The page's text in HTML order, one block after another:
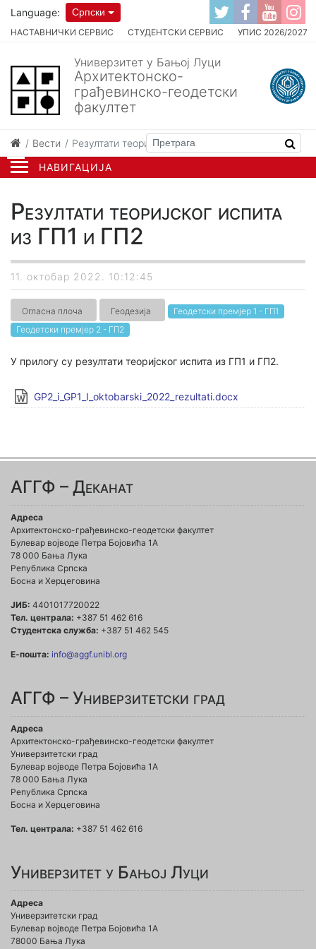
НАВИГАЦИЈА
НАСТАВНИЧКИ СЕРВИС СТУДЕНТСКИ СЕРВИС УПИС 2026/2027
Language: Српски
Универзитет у Бањој Луци
Архитектонско-
грађевинско-геодетски
факултет
Вести Резултати теоријског испита из ГП1 и ГП2
Резултати теоријског испита
из ГП1 и ГП2
11. октобар 2022. 10:12:45
Огласна плоча Геодезија
Геодетски премјер 1 - ГП1
Геодетски премјер 2 - ГП2
У прилогу су резултати теоријског испита из ГП1 и ГП2.
GP2_i_GP1_I_oktobarski_2022_rezultati.docx
АГГФ – Деканат
Адреса
Архитектонско-грађевинско-геодетски факултет
Булевар војводе Петра Бојовића 1A
78 000 Бања Лука
Република Српска
Босна и Херцеговина
ЈИБ: 4401017720022
Тел. централа: +387 51 462 616
Студентска служба: +387 51 462 545
Е-пошта: info@aggf.unibl.org
АГГФ – Универзитетски град
Адреса
Архитектонско-грађевинско-геодетски факултет
Универзитетски град
Булевар војводе Петра Бојовића 1A
78 000 Бања Лука
Република Српска
Босна и Херцеговина
Тел. централа: +387 51 462 616
Универзитет у Бањој Луци
Адреса
Универзитетски град
Булевар војводе Петра Бојовића 1А
78000 Бања Лука